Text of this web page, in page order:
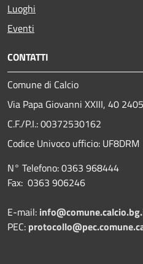
Luoghi
Eventi
CONTATTI
Comune di Calcio
Via Papa Giovanni XXIII, 40
C.F./P.I.: 00372530162
Codice Univoco ufficio: UF8DRM
N° Telefono: 0363 968444
Fax: 0363 906246
E-mail:
PEC: